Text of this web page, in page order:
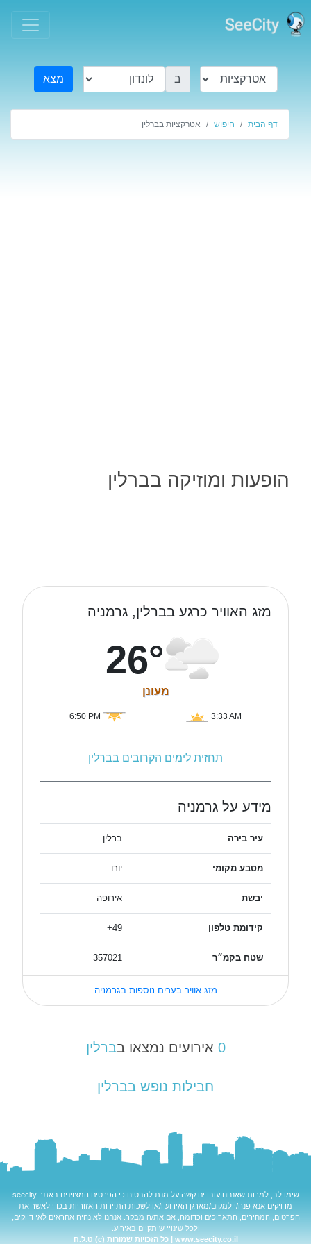
ב מצא
דף הבית חיפוש אטרקציות בברלין
הופעות ומוזיקה בברלין
מזג האוויר כרגע בברלין, גרמניה
26°
מעונן
6:50 PM 3:33 AM
תחזית לימים הקרובים בברלין
מידע על גרמניה
עיר בירה ברלין
מטבע מקומי יורו
יבשת אירופה
קידומת טלפון 49+
שטח בקמ״ר 357021
מזג אוויר בערים נוספות בגרמניה
0 אירועים נמצאו בברלין
חבילות נופש בברלין
שימו לב, למרות שאנחנו עובדים קשה על מנת להבטיח כי הפרטים המצוינים באתרseecity
מדויקים אנא פנה/י למקום/מארגן האירוע ו/או לשכות התיירות האזוריות בכדי לאשר את
הפרטים, המחירים, התאריכים וכדומה, אם את/ה מבקר. אנחנו לא נהיה אחראים לאי דיוקים,
ולכל שינויי שיתקיים באירוע.
www.seecity.co.il | כל הזכויות שמורות (c) ט.ל.ח